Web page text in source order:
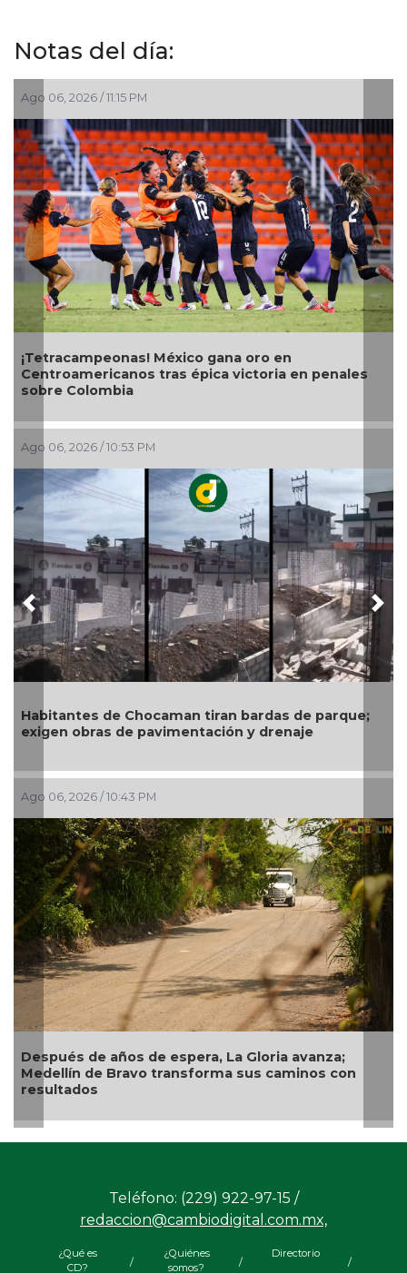
Notas del día:
Ago 06, 2026 / 6:01 PM
Con transmisión especial y emotivo convivio
teleradiocambiodigital festeja 17 años
Ago 06, 2026 / 4:56 PM
Gobierno de Boca del Río identifica puntos
exige a CAB soluciones definitivas a la
infraestructura hidráulica
Ago 06, 2026 / 2:52 PM
Garantiza Rosa María patrimonio de familias en
colonias de Veracruz con entrega de escrituras
Previous
Teléfono: (229) 922-97-15 /
redaccion@cambiodigital.com.mx,
¿Qué es
CD?
/
¿Quiénes
somos?
/
Directorio
/